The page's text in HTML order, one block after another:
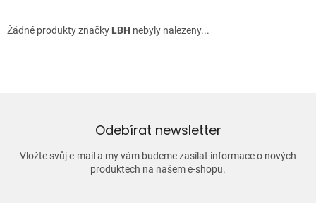
Žádné produkty značky LBH nebyly nalezeny...
Odebírat newsletter
Vložte svůj e-mail a my vám budeme zasílat informace o nových
produktech na našem e-shopu.